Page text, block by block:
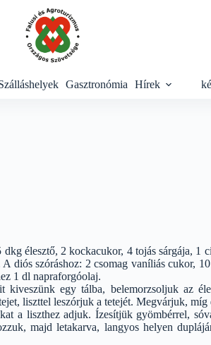
Gasztronómia Hírek
élesztő, 2 kockacukor, 4 tojás sárgája,
diós szóráshoz: 2 csomag vaníliás cukor,
1 dl napraforgóolaj.
kiveszünk egy tálba, belemorzsoljuk az
liszttel leszórjuk a tetejét. Megvárjuk, míg
a liszthez adjuk. Ízesítjük gyömbérrel,
majd letakarva, langyos helyen